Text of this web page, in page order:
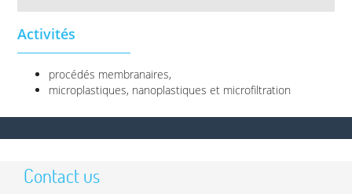
Activités
procédés membranaires,
microplastiques, nanoplastiques et microfiltration
Contact us